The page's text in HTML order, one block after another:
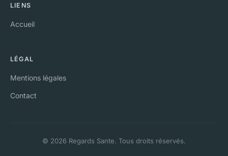
LIENS
Accueil
LÉGAL
Mentions légales
Contact
© 2026 Regards Sante. Tous droits réservés.